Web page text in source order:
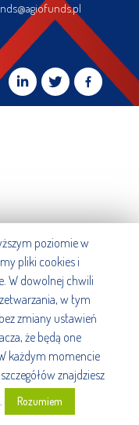
poziomie w
pliki cookies i
W dowolnej chwili
w tym
zmiany ustawień
że będą one
każdym momencie
znajdziesz
. Rozumiem